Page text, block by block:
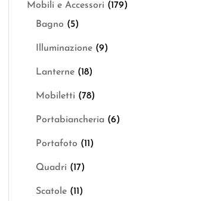
Mobili e Accessori (179)
Bagno (5)
Illuminazione (9)
Lanterne (18)
Mobiletti (78)
Portabiancheria (6)
Portafoto (11)
Quadri (17)
Scatole (11)